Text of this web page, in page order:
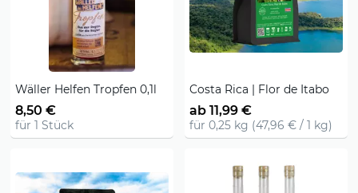
Wäller Helfen Tropfen 0,1l
8,50 €
für 1 Stück
Costa Rica | Flor de Itabo
ab 11,99 €
für 0,25 kg (47,96 € / 1 kg)